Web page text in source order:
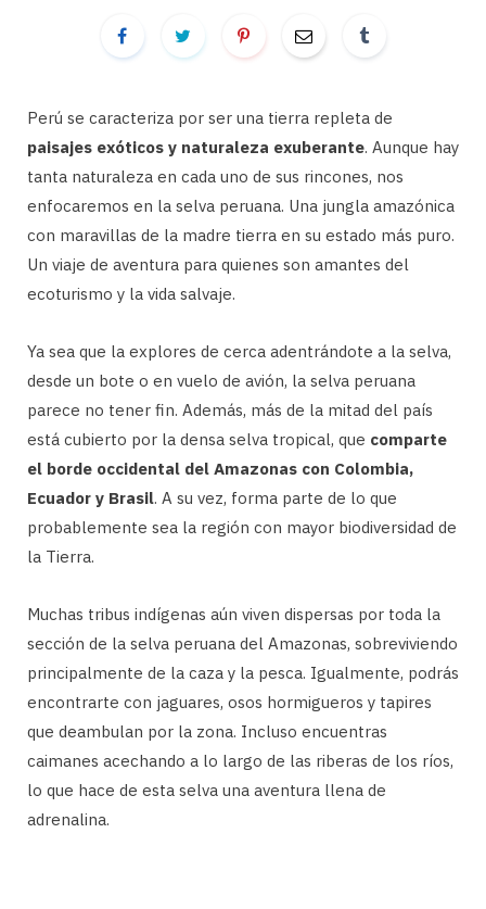
Perú se caracteriza por ser una tierra repleta de
paisajes exóticos y naturaleza exuberante. Aunque hay
tanta naturaleza en cada uno de sus rincones, nos
enfocaremos en la selva peruana. Una jungla amazónica
con maravillas de la madre tierra en su estado más puro.
Un viaje de aventura para quienes son amantes del
ecoturismo y la vida salvaje.
Ya sea que la explores de cerca adentrándote a la selva,
desde un bote o en vuelo de avión, la selva peruana
parece no tener fin. Además, más de la mitad del país
está cubierto por la densa selva tropical, que comparte
el borde occidental del Amazonas con Colombia,
Ecuador y Brasil. A su vez, forma parte de lo que
probablemente sea la región con mayor biodiversidad de
la Tierra.
Muchas tribus indígenas aún viven dispersas por toda la
sección de la selva peruana del Amazonas, sobreviviendo
principalmente de la caza y la pesca. Igualmente, podrás
encontrarte con jaguares, osos hormigueros y tapires
que deambulan por la zona. Incluso encuentras
caimanes acechando a lo largo de las riberas de los ríos,
lo que hace de esta selva una aventura llena de
adrenalina.